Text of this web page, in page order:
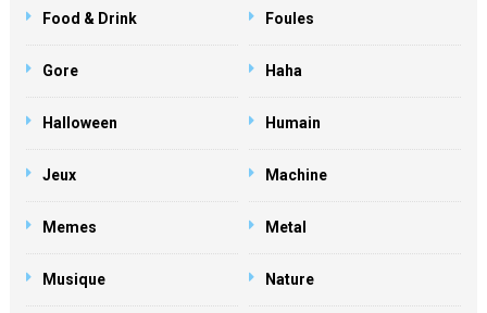
Food & Drink Foules
Gore Haha
Halloween Humain
Jeux Machine
Memes Metal
Musique Nature